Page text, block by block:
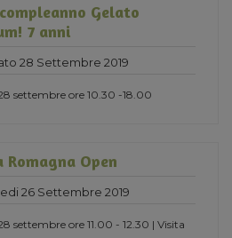
Gelato
7 anni
28 Settembre 2019
settembre ore 10.30 -18.00
Romagna Open
26 Settembre 2019
settembre ore 11.00 - 12.30 | Visita